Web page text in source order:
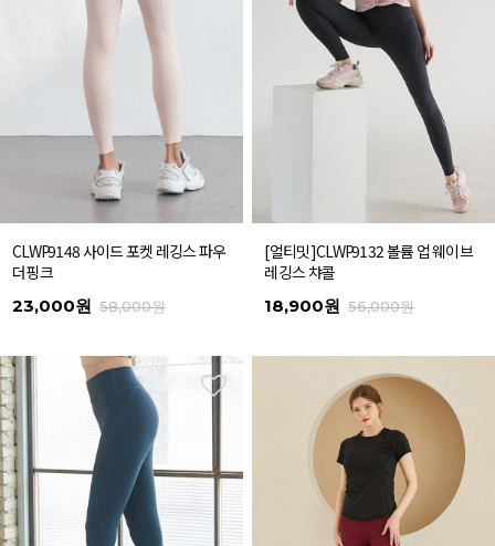
CLWP9148 사이드 포켓 레깅스 파우
더핑크
23,000원 58,000원
[얼티밋]CLWP9132 볼륨 업 웨이브
레깅스 챠콜
18,900원 56,000원